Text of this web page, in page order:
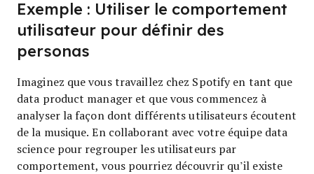
Exemple : Utiliser le comportement
utilisateur pour définir des
personas
Imaginez que vous travaillez chez Spotify en tant que
data product manager et que vous commencez à
analyser la façon dont différents utilisateurs écoutent
de la musique. En collaborant avec votre équipe data
science pour regrouper les utilisateurs par
comportement, vous pourriez découvrir qu’il existe